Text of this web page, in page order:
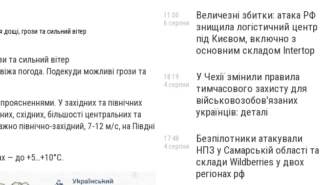
грози та сильний вітер
та сильний вітер
погода. Подекуди можливі грози та
У західних та північних
східних, більшості центральних та
північно-західний, 7-12 м/с, на Півдні
— до +5…+10°C.
Величезні збитки: атака РФ
знищила логістичний центр
під Києвом, включно з
основним складом Intertop
11:00
6 серпня
У Чехії змінили правила
тимчасового захисту для
військовозобов'язаних
українців: деталі
18:19
4 серпня
Безпілотники атакували
НПЗ у Самарській області та
склади Wildberries у двох
регіонах рф
17:48
4 серпня